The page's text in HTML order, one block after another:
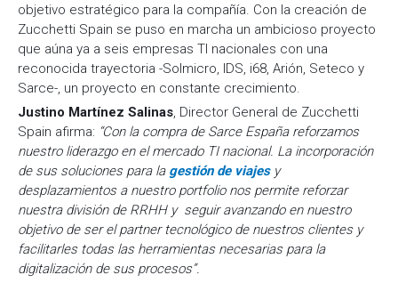
objetivo estratégico para la compañía. Con la creación de
Zucchetti Spain se puso en marcha un ambicioso proyecto
que aúna ya a seis empresas TI nacionales con una
reconocida trayectoria -Solmicro, IDS, i68, Arión, Seteco y
Sarce-, un proyecto en constante crecimiento.
Justino Martínez Salinas, Director General de Zucchetti
Spain afirma: “Con la compra de Sarce España reforzamos
nuestro liderazgo en el mercado TI nacional. La incorporación
de sus soluciones para la gestión de viajes y
desplazamientos a nuestro portfolio nos permite reforzar
nuestra división de RRHH y seguir avanzando en nuestro
objetivo de ser el partner tecnológico de nuestros clientes y
facilitarles todas las herramientas necesarias para la
digitalización de sus procesos”.